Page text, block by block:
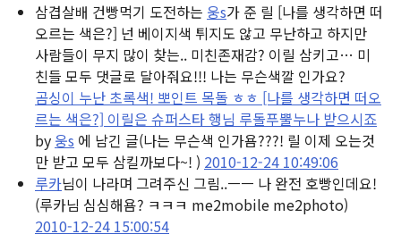
삼겹살배 건빵먹기 도전하는 웅s가 준 릴 [나를 생각하면 떠
오르는 색은?] 넌 베이지색 튀지도 않고 무난하고 하지만
사람들이 무지 많이 찾는.. 미친존재감? 이릴 삼키고… 미
친들 모두 댓글로 달아줘요!!! 나는 무슨색깔 인가요?
곰싱이 누난 초록색! 뽀인트 목돌 ㅎㅎ [나를 생각하면 떠오
르는 색은?] 이릴은 슈퍼스타 행님 루돌푸뿔누나 받으시죠
by 웅s 에 남긴 글(나는 무슨색 인가욤???! 릴 이제 오는것
만 받고 모두 삼킬까보다~! ) 2010-12-24 10:49:06
루카님이 나라며 그려주신 그림..ㅡㅡ 나 완전 호빵인데요!
(루카님 심심해욤? ㅋㅋㅋ me2mobile me2photo)
2010-12-24 15:00:54